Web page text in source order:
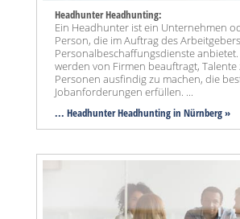
Headhunter Headhunting:
Ein Headhunter ist ein Unternehmen
Person, die im Auftrag des Arbeitgebers
Personalbeschaffungsdienste
werden von Firmen beauftragt,
Personen ausfindig zu machen, die
Jobanforderungen erfüllen. ...
... Headhunter Headhunting in Nürnberg »